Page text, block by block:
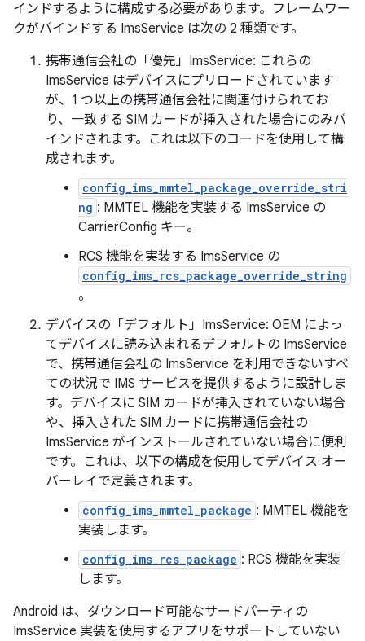
インドするように構成する必要があります。フレームワー
クがバインドする ImsService は次の 2 種類です。
携帯通信会社の「優先」ImsService: これらの
ImsService はデバイスにプリロードされています
が、1 つ以上の携帯通信会社に関連付けられてお
り、一致する SIM カードが挿入された場合にのみバ
インドされます。これは以下のコードを使用して構
成されます。
config_ims_mmtel_package_override_stri
ng : MMTEL 機能を実装する ImsService の
CarrierConfig キー。
RCS 機能を実装する ImsService の
config_ims_rcs_package_override_string
。
デバイスの「デフォルト」ImsService: OEM によっ
てデバイスに読み込まれるデフォルトの ImsService
で、携帯通信会社の ImsService を利用できないすべ
ての状況で IMS サービスを提供するように設計しま
す。デバイスに SIM カードが挿入されていない場合
や、挿入された SIM カードに携帯通信会社の
ImsService がインストールされていない場合に便利
です。これは、以下の構成を使用してデバイス オー
バーレイで定義されます。
config_ims_mmtel_package : MMTEL 機能を
実装します。
config_ims_rcs_package : RCS 機能を実装
します。
Android は、ダウンロード可能なサードパーティの
ImsService 実装を使用するアプリをサポートしていない